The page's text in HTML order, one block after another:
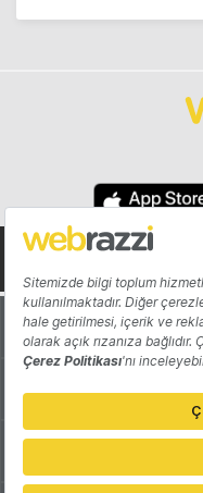
Hakkında
Katkıda Bulun